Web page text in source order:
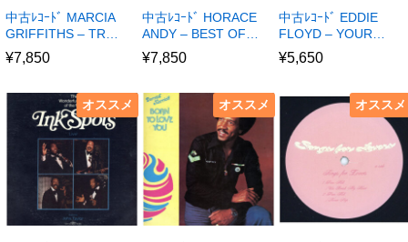
中古ﾚｺｰﾄﾞ MARCIA
GRIFFITHS – TR…
¥7,850
中古ﾚｺｰﾄﾞ HORACE
ANDY – BEST OF…
¥7,850
中古ﾚｺｰﾄﾞ EDDIE
FLOYD – YOUR…
¥5,650
オススメ オススメ オススメ